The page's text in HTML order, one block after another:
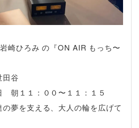
崎ひろみ の『ON AIR もっち〜
谷
朝１１：００〜１１：１５
を支える、大人の輪を広げて